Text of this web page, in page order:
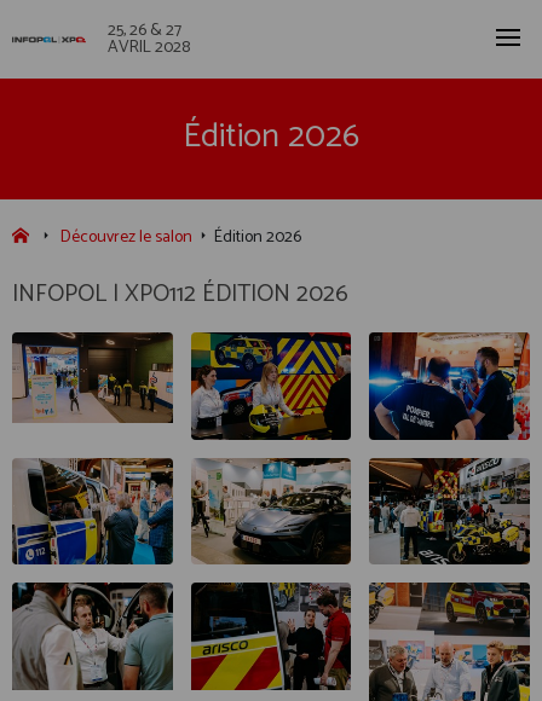
25, 26 & 27
AVRIL 2028
Édition 2026
Découvrez le salon Édition 2026
INFOPOL | XPO112 ÉDITION 2026